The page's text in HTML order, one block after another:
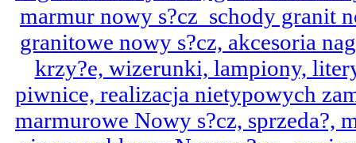
marmur nowy s?cz schody granit
granitowe nowy s?cz, akcesoria
krzy?e, wizerunki, lampiony,
piwnice, realizacja nietypowych
marmurowe Nowy s?cz, sprzeda?,